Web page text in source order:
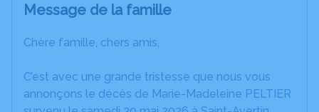
Message de la famille
Chère famille, chers amis,
C’est avec une grande tristesse que nous vous
annonçons le décès de Marie-Madeleine PELTIER